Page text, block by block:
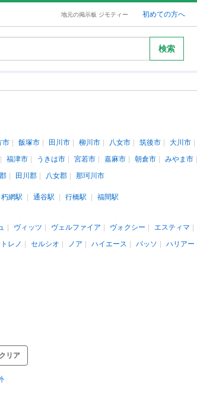
地元の掲示板 ジモティー 初めての方へ
検索
市 飯塚市 田川市 柳川市 八女市 筑後市 大川市
福津市 うきは市 宮若市 嘉麻市 朝倉市 みやま市
田川郡 八女郡 那珂川市
朽網駅 通谷駅 行橋駅
福間駅
ヴィッツ ヴェルファイア ヴォクシー エスティマ
レノ セルシオ ノア ハイエース パッソ ハリアー
クリア